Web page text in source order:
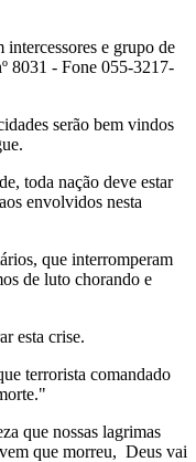
e grupo de
8031 - Fone 055-3217-
serão bem vindos
toda nação deve estar
envolvidos nesta
que interromperam
de luto chorando e
esta crise.
terrorista comandado
que nossas lagrimas
que morreu, Deus vai